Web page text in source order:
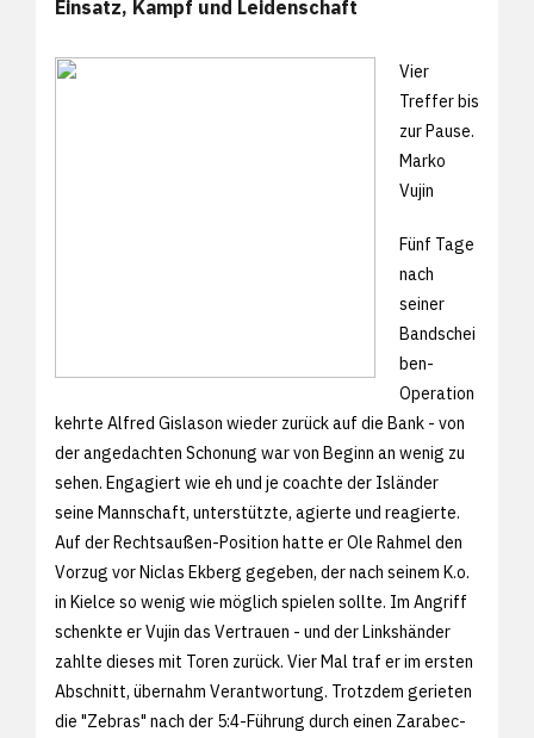
Einsatz, Kampf und Leidenschaft
Vier
Treffer bis
zur Pause.
Marko
Vujin
Fünf Tage
nach
seiner
Bandschei
ben-
Operation
kehrte Alfred Gislason wieder zurück auf die Bank - von
der angedachten Schonung war von Beginn an wenig zu
sehen. Engagiert wie eh und je coachte der Isländer
seine Mannschaft, unterstützte, agierte und reagierte.
Auf der Rechtsaußen-Position hatte er Ole Rahmel den
Vorzug vor Niclas Ekberg gegeben, der nach seinem K.o.
in Kielce so wenig wie möglich spielen sollte. Im Angriff
schenkte er Vujin das Vertrauen - und der Linkshänder
zahlte dieses mit Toren zurück. Vier Mal traf er im ersten
Abschnitt, übernahm Verantwortung. Trotzdem gerieten
die "Zebras" nach der 5:4-Führung durch einen Zarabec-